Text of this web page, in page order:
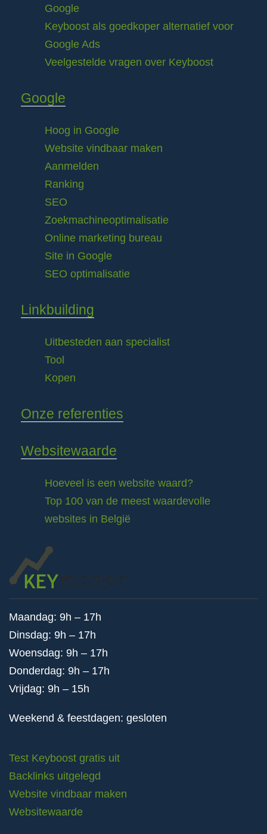
Google
Keyboost als goedkoper alternatief voor
Google Ads
Veelgestelde vragen over Keyboost
Google
Hoog in Google
Website vindbaar maken
Aanmelden
Ranking
SEO
Zoekmachineoptimalisatie
Online marketing bureau
Site in Google
SEO optimalisatie
Linkbuilding
Uitbesteden aan specialist
Tool
Kopen
Onze referenties
Websitewaarde
Hoeveel is een website waard?
Top 100 van de meest waardevolle
websites in België
Maandag: 9h – 17h
Dinsdag: 9h – 17h
Woensdag: 9h – 17h
Donderdag: 9h – 17h
Vrijdag: 9h – 15h
Weekend & feestdagen: gesloten
Test Keyboost gratis uit
Backlinks uitgelegd
Website vindbaar maken
Websitewaarde